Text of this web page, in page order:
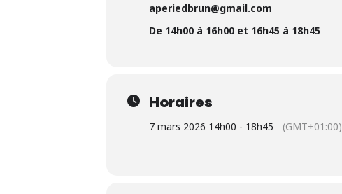
aperiedbrun@gmail.com
De 14h00 à 16h00 et 16h45 à 18h45
Horaires
7 mars 2026 14h00 - 18h45 (GMT+01:00)